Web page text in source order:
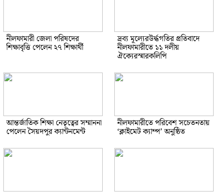
নীলফামারী জেলা পরিষদের
শিক্ষাবৃত্তি পেলেন ২৭ শিক্ষার্থী
দ্রব্য মূল্যেরউর্দ্ধগতির প্রতিবাদে
নীলফামারীতে ১১ দলীয়
ঐক্যেরস্মারকলিপি
আন্তর্জাতিক শিক্ষা নেতৃত্বের সম্মাননা
পেলেন সৈয়দপুর ক্যান্টনমেন্ট
নীলফামারীতে পরিবেশ সচেতনতায়
‘ক্লাইমেট ক্যাম্প’ অনুষ্ঠিত